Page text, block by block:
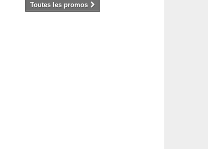
Toutes les promos